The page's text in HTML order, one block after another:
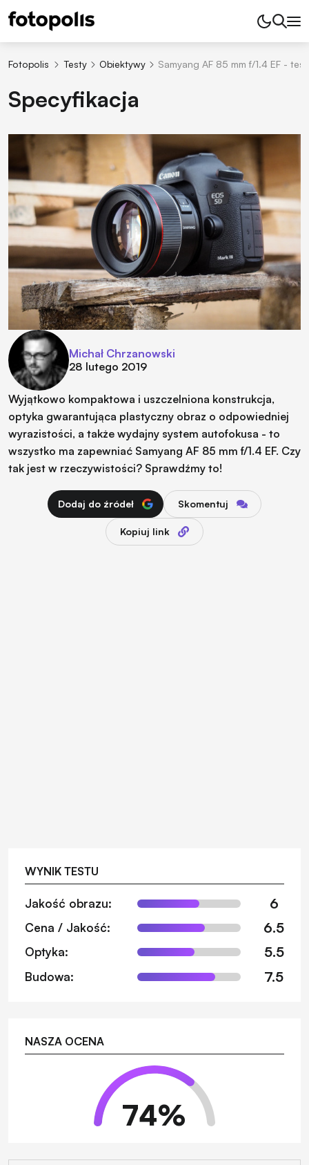
Fotopolis Testy Obiektywy Samyang AF 85 mm f/1.4 EF -
Specyfikacja
Michał Chrzanowski
28 lutego 2019
Wyjątkowo kompaktowa i uszczelniona konstrukcja,
optyka gwarantująca plastyczny obraz o odpowiedniej
wyrazistości, a także wydajny system autofokusa - to
wszystko ma zapewniać Samyang AF 85 mm f/1.4 EF. Czy
tak jest w rzeczywistości? Sprawdźmy to!
Dodaj do źródeł Skomentuj
Kopiuj link
WYNIK TESTU
Jakość obrazu: 6
Cena / Jakość: 6.5
Optyka: 5.5
Budowa: 7.5
NASZA OCENA
74%